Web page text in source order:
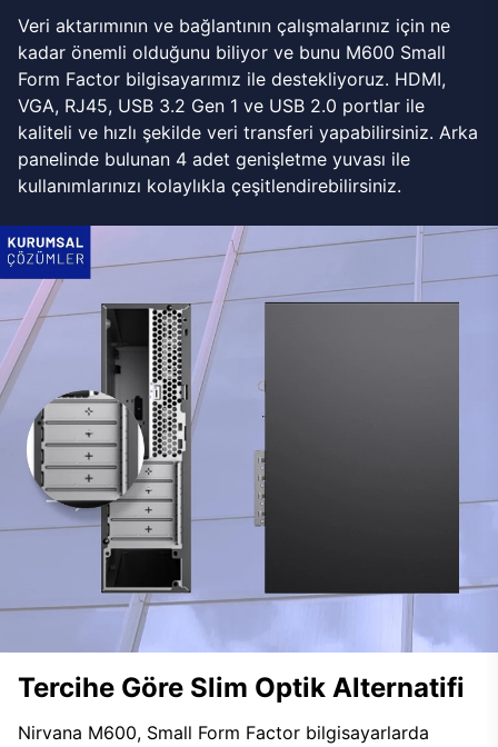
Veri aktarımının ve bağlantının çalışmalarınız için ne
kadar önemli olduğunu biliyor ve bunu M600 Small
Form Factor bilgisayarımız ile destekliyoruz. HDMI,
VGA, RJ45, USB 3.2 Gen 1 ve USB 2.0 portlar ile
kaliteli ve hızlı şekilde veri transferi yapabilirsiniz. Arka
panelinde bulunan 4 adet genişletme yuvası ile
kullanımlarınızı kolaylıkla çeşitlendirebilirsiniz.
Tercihe Göre Slim Optik Alternatifi
Nirvana M600, Small Form Factor bilgisayarlarda